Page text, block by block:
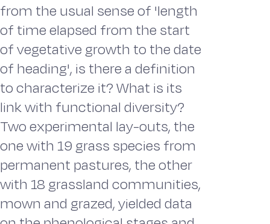
from the usual sense of 'length
of time elapsed from the start
of vegetative growth to the date
of heading', is there a definition
to characterize it? What is its
link with functional diversity?
Two experimental lay-outs, the
one with 19 grass species from
permanent pastures, the other
with 18 grassland communities,
mown and grazed, yielded data